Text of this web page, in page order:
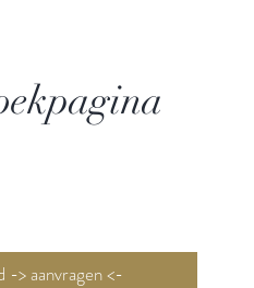
Niet op voorraad -> aanvragen <-